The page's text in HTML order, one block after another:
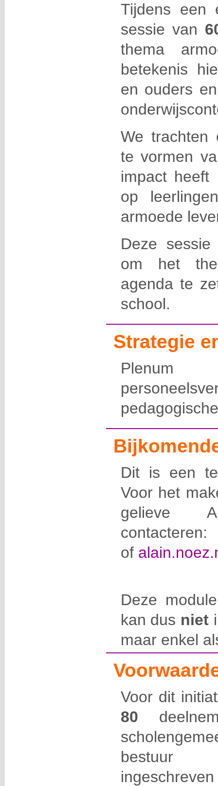
Tijdens een
sessie van
thema
betekenis
en ouders
We trachten
te vormen
impact heeft
op
armoede
Deze sessie
om het
agenda te
school.
Strategie
Dit is een
Voor het
gelieve
of
Deze
kan dus niet
maar enkel
Voor dit
80
bestuur